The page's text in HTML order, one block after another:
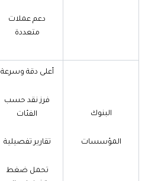
دعم عملات
متعددة
أعلى دقة وسرعة
فرز نقد حسب
الفئات
تقارير تفصيلية
تحمل ضغط
البنوك
المؤسسات